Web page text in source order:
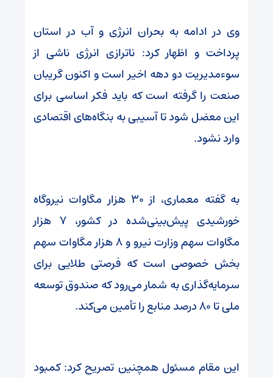
وی در ادامه به بحران انرژی و آب در استان
پرداخت و اظهار کرد: ناترازی انرژی ناشی از
سوءمدیریت دو دهه اخیر است و اکنون گریبان
صنعت را گرفته است که باید فکر اساسی برای
این معضل شود تا آسیبی به بنگاه‌های اقتصادی
وارد نشود.
به گفته معماری، از ۳۰ هزار مگاوات نیروگاه
خورشیدی پیش‌بینی‌شده در کشور، ۷ هزار
مگاوات سهم وزارت نیرو و ۸ هزار مگاوات سهم
بخش خصوصی است که فرصتی طلایی برای
سرمایه‌گذاری به شمار می‌رود که صندوق توسعه
ملی تا ۸۰ درصد منابع را تأمین می‌کند.
این مقام مسئول همچنین تصریح کرد: کمبود